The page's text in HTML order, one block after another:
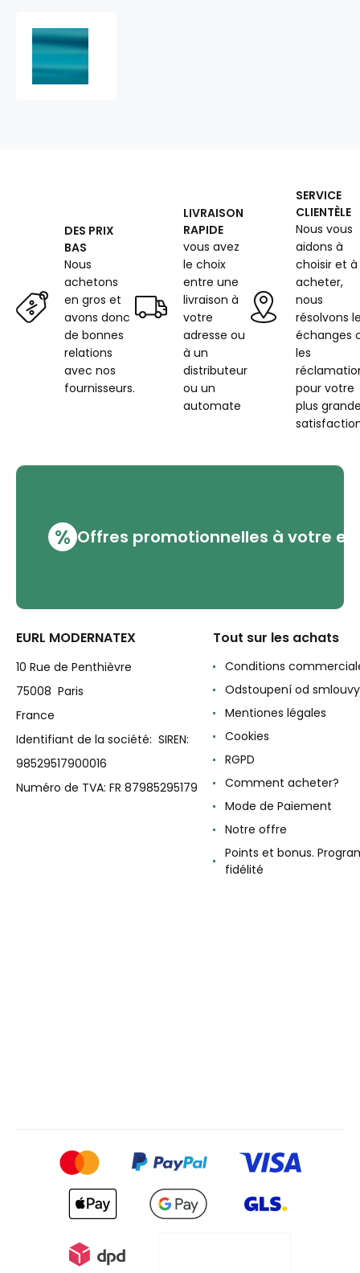
DES PRIX
BAS
Nous
achetons
en gros et
avons donc
de bonnes
relations
avec nos
fournisseurs.
LIVRAISON
RAPIDE
vous avez
le choix
entre une
livraison à
votre
adresse ou
à un
distributeur
ou un
automate
SERVICE
CLIENTÈLE
Nous vous
aidons à
choisir et à
acheter,
nous
résolvons
échanges
les
pour votre
plus
% Offres promotionnelles à votre
EURL MODERNATEX
10 Rue de Penthièvre
75008 Paris
France
Identifiant de la société: SIREN:
98529517900016
Numéro de TVA: FR 87985295179
Tout sur les achats
Conditions
Odstoupení od smlouvy
Mentiones légales
Cookies
RGPD
Comment acheter?
Mode de Paiement
Notre offre
Points et bonus.
fidélité